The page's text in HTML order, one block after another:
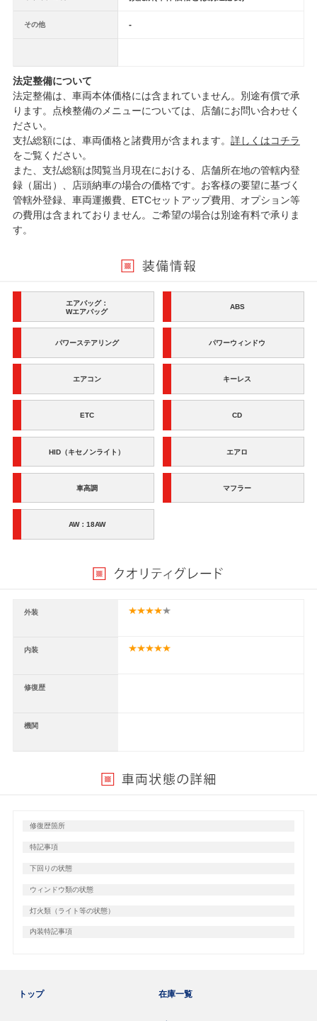
その他 -
法定整備について
法定整備は、車両本体価格には含まれていません。別途有償で承
ります。点検整備のメニューについては、店舗にお問い合わせく
ださい。
支払総額には、車両価格と諸費用が含まれます。 詳しくはコチラ
をご覧ください。
また、支払総額は閲覧当月現在における、店舗所在地の管轄内登
録（届出）、店頭納車の場合の価格です。お客様の要望に基づく
管轄外登録、車両運搬費、ETCセットアップ費用、オプション等
の費用は含まれておりません。ご希望の場合は別途有料で承りま
す。
エアバッグ：
Wエアバッグ
ABS
パワーステアリング パワーウィンドウ
エアコン キーレス
ETC CD
HID（キセノンライト） エアロ
車高調 マフラー
AW：18AW
外装
内装
修復歴
機関
修復歴箇所
特記事項
下回りの状態
ウィンドウ類の状態
灯火類（ライト等の状態）
内装特記事項
トップ 在庫一覧